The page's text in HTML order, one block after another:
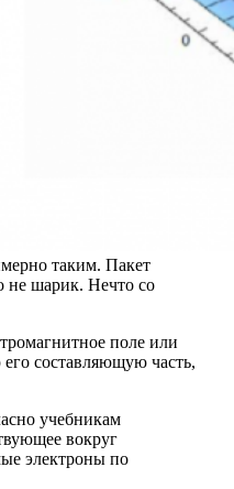
таким. Пакет
не шарик. Нечто со
поле или
его составляющую часть,
учебникам
вокруг
электроны по